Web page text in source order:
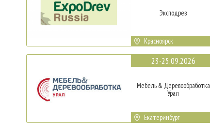
Эксподрев
Красноярск
23-25.09.2026
Мебель & Деревообработка
Урал
Екатеринбург